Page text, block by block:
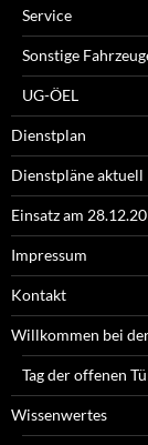
Service
Sonstige
UG-ÖEL
Dienstplan
Dienstpläne aktuell
Einsatz am
Impressum
Kontakt
Willkommen bei
Tag der offenen
Wissenwertes